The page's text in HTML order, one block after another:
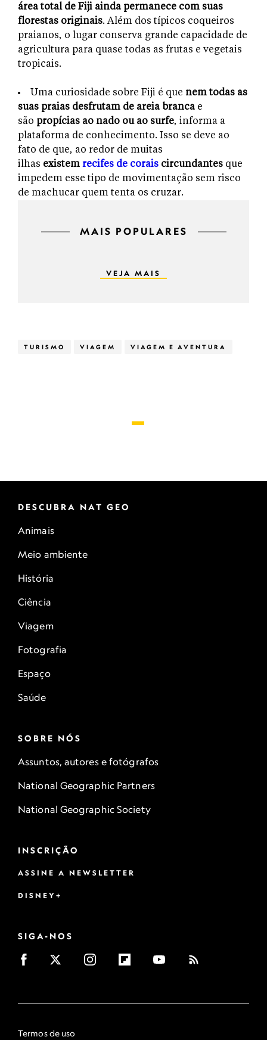
área total de Fiji ainda permanece com suas
florestas originais. Além dos típicos coqueiros
praianos, o lugar conserva grande capacidade de
agricultura para quase todas as frutas e vegetais
tropicais.
Uma curiosidade sobre Fiji é que nem todas as
suas praias desfrutam de areia branca e
são propícias ao nado ou ao surfe, informa a
plataforma de conhecimento. Isso se deve ao
fato de que, ao redor de muitas
ilhas existem recifes de corais circundantes que
impedem esse tipo de movimentação sem risco
de machucar quem tenta os cruzar.
MAIS POPULARES
VEJA MAIS
TURISMO VIAGEM VIAGEM E AVENTURA
DESCUBRA NAT GEO
Animais
Meio ambiente
História
Ciência
Viagem
Fotografia
Espaço
Saúde
SOBRE NÓS
Assuntos, autores e fotógrafos
National Geographic Partners
National Geographic Society
INSCRIÇÃO
ASSINE A NEWSLETTER
DISNEY+
SIGA-NOS
Termos de uso